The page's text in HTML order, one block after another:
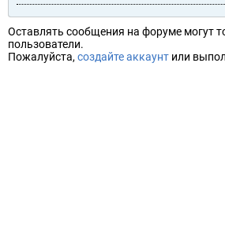
Оставлять сообщения на форуме могут
пользователи.
Пожалуйста, создайте аккаунт или